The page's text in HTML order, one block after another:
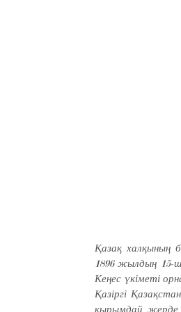
Қазақ халқының
1896 жылдың 15-
Кеңес үкіметі
Қазіргі
қырымдай жерде